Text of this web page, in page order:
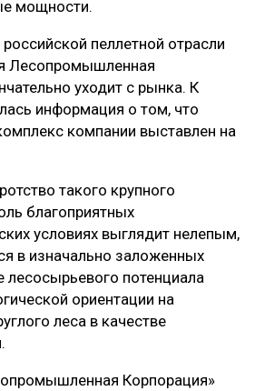
мощности.
пеллетной отрасли
Лесопромышленная
уходит с рынка. К
информация о том, что
компании выставлен на
такого крупного
благоприятных
условиях выглядит нелепым,
в изначально заложенных
лесосырьевого потенциала
ориентации на
леса в качестве
Корпорация»